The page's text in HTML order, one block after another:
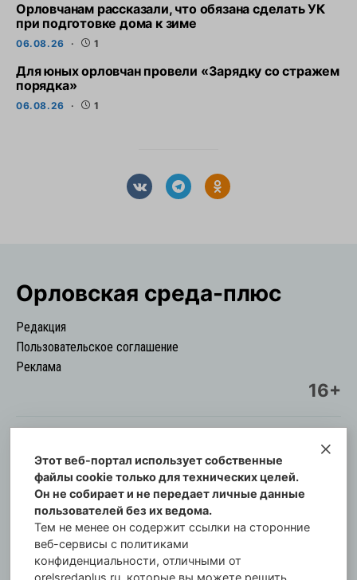
Орловчанам рассказали, что обязана сделать УК
при подготовке дома к зиме
06.08.26 1
Для юных орловчан провели «Зарядку со стражем
порядка»
06.08.26 1
Орловская cреда-плюс
Редакция
Пользовательское соглашение
Реклама
16+
© Информационный городской портал
Орловская cреда-плюс, 2021-2026
Свидетельство о регистрации СМИ: ПИ №57-
00254 от 29 октября 2013 г.
Газета зарегистрирована Управлением
Федеральной службы по надзору в сфере связи,
Этот веб-портал использует собственные
файлы cookie только для технических целей.
Он не собирает и не передает личные данные
пользователей без их ведома.
Тем не менее он содержит ссылки на сторонние
веб-сервисы с политиками
конфиденциальности, отличными от
orelsredaplus.ru, которые вы можете решить,